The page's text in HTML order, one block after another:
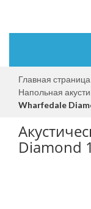
Главная страница
Напольная
Wharfedale
Diamond